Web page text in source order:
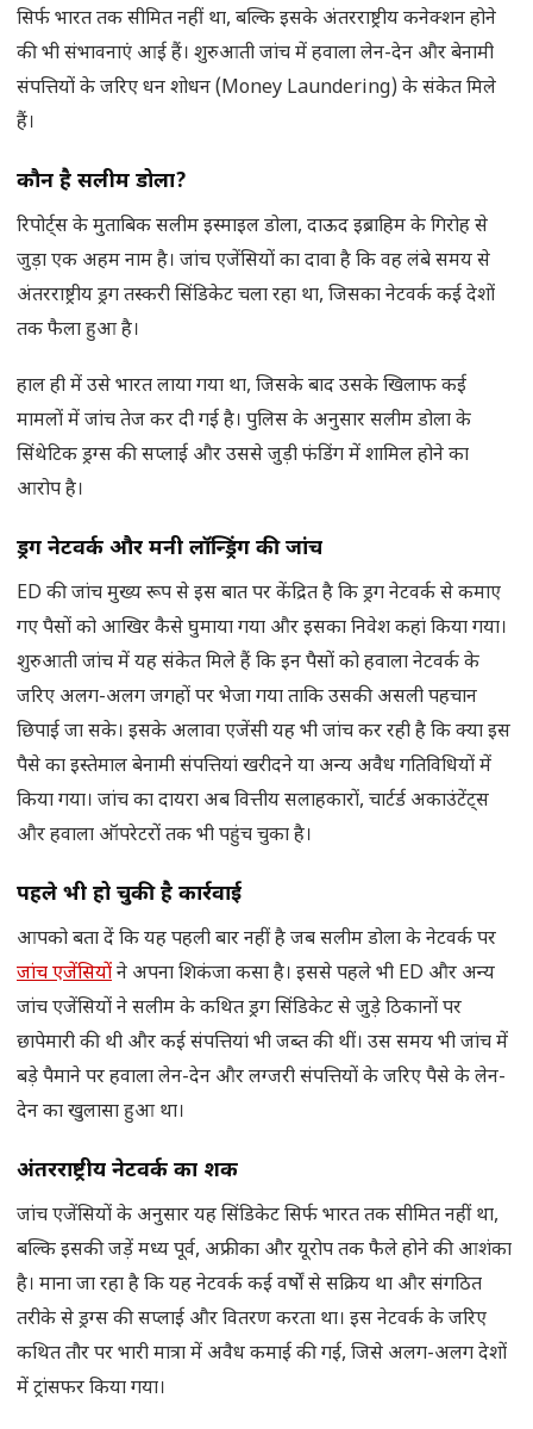
सिर्फ भारत तक सीमित नहीं था, बल्कि इसके अंतरराष्ट्रीय कनेक्शन होने
की भी संभावनाएं आई हैं। शुरुआती जांच में हवाला लेन-देन और बेनामी
संपत्तियों के जरिए धन शोधन (Money Laundering) के संकेत मिले
हैं।
कौन है सलीम डोला?
रिपोर्ट्स के मुताबिक सलीम इस्माइल डोला, दाऊद इब्राहिम के गिरोह से
जुड़ा एक अहम नाम है। जांच एजेंसियों का दावा है कि वह लंबे समय से
अंतरराष्ट्रीय ड्रग तस्करी सिंडिकेट चला रहा था, जिसका नेटवर्क कई देशों
तक फैला हुआ है।
हाल ही में उसे भारत लाया गया था, जिसके बाद उसके खिलाफ कई
मामलों में जांच तेज कर दी गई है। पुलिस के अनुसार सलीम डोला के
सिंथेटिक ड्रग्स की सप्लाई और उससे जुड़ी फंडिंग में शामिल होने का
आरोप है।
ड्रग नेटवर्क और मनी लॉन्ड्रिंग की जांच
ED की जांच मुख्य रूप से इस बात पर केंद्रित है कि ड्रग नेटवर्क से कमाए
गए पैसों को आखिर कैसे घुमाया गया और इसका निवेश कहां किया गया।
शुरुआती जांच में यह संकेत मिले हैं कि इन पैसों को हवाला नेटवर्क के
जरिए अलग-अलग जगहों पर भेजा गया ताकि उसकी असली पहचान
छिपाई जा सके। इसके अलावा एजेंसी यह भी जांच कर रही है कि क्या इस
पैसे का इस्तेमाल बेनामी संपत्तियां खरीदने या अन्य अवैध गतिविधियों में
किया गया। जांच का दायरा अब वित्तीय सलाहकारों, चार्टर्ड अकाउंटेंट्स
और हवाला ऑपरेटरों तक भी पहुंच चुका है।
पहले भी हो चुकी है कार्रवाई
आपको बता दें कि यह पहली बार नहीं है जब सलीम डोला के नेटवर्क पर
जांच एजेंसियोंने अपना शिकंजा कसा है। इससे पहले भी ED और अन्य
जांच एजेंसियों ने सलीम के कथित ड्रग सिंडिकेट से जुड़े ठिकानों पर
छापेमारी की थी और कई संपत्तियां भी जब्त की थीं। उस समय भी जांच में
बड़े पैमाने पर हवाला लेन-देन और लग्जरी संपत्तियों के जरिए पैसे के लेन-
देन का खुलासा हुआ था।
अंतरराष्ट्रीय नेटवर्क का शक
जांच एजेंसियों के अनुसार यह सिंडिकेट सिर्फ भारत तक सीमित नहीं था,
बल्कि इसकी जड़ें मध्य पूर्व, अफ्रीका और यूरोप तक फैले होने की आशंका
है। माना जा रहा है कि यह नेटवर्क कई वर्षों से सक्रिय था और संगठित
तरीके से ड्रग्स की सप्लाई और वितरण करता था। इस नेटवर्क के जरिए
कथित तौर पर भारी मात्रा में अवैध कमाई की गई, जिसे अलग-अलग देशों
में ट्रांसफर किया गया।